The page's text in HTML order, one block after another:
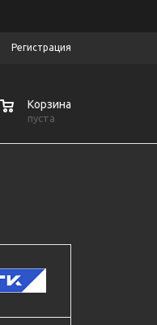
Регистрация
Корзина
пуста